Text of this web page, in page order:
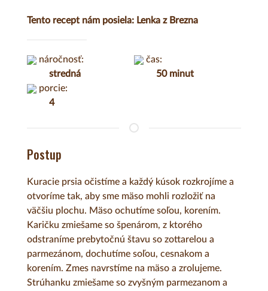
Tento recept nám posiela: Lenka z Brezna
náročnosť:
stredná
čas:
50 minut
porcie:
4
Postup
Kuracie prsia očistíme a každý kúsok rozkrojíme a
otvoríme tak, aby sme mäso mohli rozložiť na
väčšiu plochu. Mäso ochutíme soľou, korením.
Karičku zmiešame so špenárom, z ktorého
odstraníme prebytočnú štavu so zottarelou a
parmezánom, dochutíme soľou, cesnakom a
korením. Zmes navrstíme na mäso a zrolujeme.
Strúhanku zmiešame so zvyšným parmezanom a